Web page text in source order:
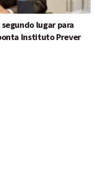
lugar para
Instituto Prever